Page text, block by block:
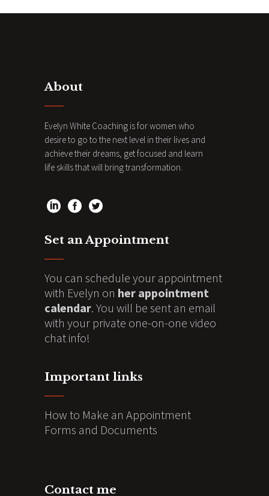
About
Evelyn White Coaching is for women who
desire to go to the next level in their lives and
achieve their dreams, get focused and learn
life skills that will bring transformation.
Set an Appointment
You can schedule your appointment
with Evelyn on her appointment
calendar. You will be sent an email
with your private one-on-one video
chat info!
Important links
How to Make an Appointment
Forms and Documents
Contact me